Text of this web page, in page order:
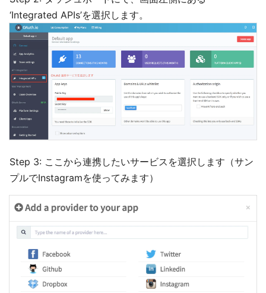
‘Integrated APIs’を選択します。
Step 3: ここから連携したいサービスを選択します（サン
プルでInstagramを使ってみます）